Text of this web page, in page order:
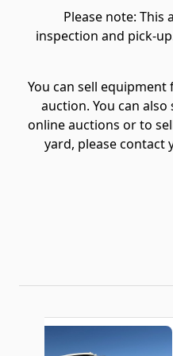
Please note: This
inspection and pick-
You can sell
auction. You can
online auctions or to
yard, please contact